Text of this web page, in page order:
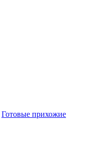
Готовые прихожие